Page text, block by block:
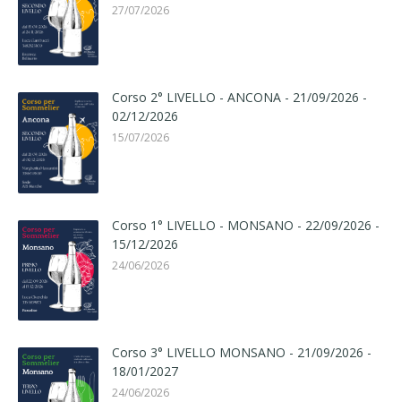
27/07/2026
Corso 2° LIVELLO - ANCONA - 21/09/2026 -
02/12/2026
15/07/2026
Corso 1° LIVELLO - MONSANO - 22/09/2026 -
15/12/2026
24/06/2026
Corso 3° LIVELLO MONSANO - 21/09/2026 -
18/01/2027
24/06/2026